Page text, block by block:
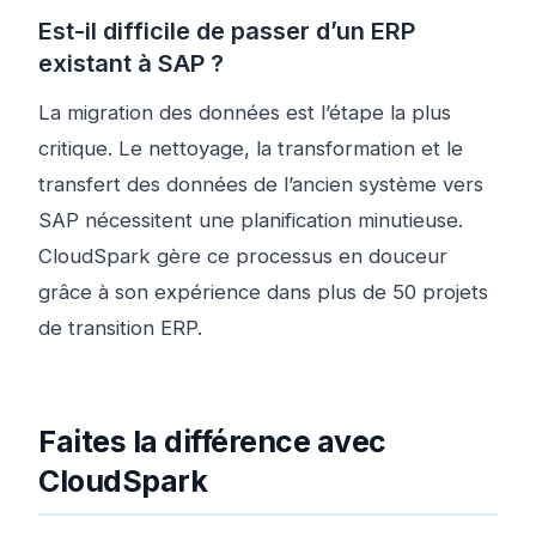
Est-il difficile de passer d’un ERP
existant à SAP ?
La migration des données est l’étape la plus
critique. Le nettoyage, la transformation et le
transfert des données de l’ancien système vers
SAP nécessitent une planification minutieuse.
CloudSpark gère ce processus en douceur
grâce à son expérience dans plus de 50 projets
de transition ERP.
Faites la différence avec
CloudSpark